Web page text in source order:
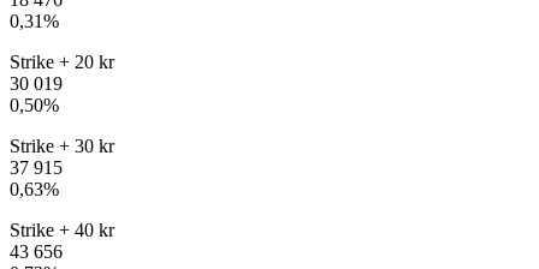
0,31%
Strike + 20 kr
30 019
0,50%
Strike + 30 kr
37 915
0,63%
Strike + 40 kr
43 656